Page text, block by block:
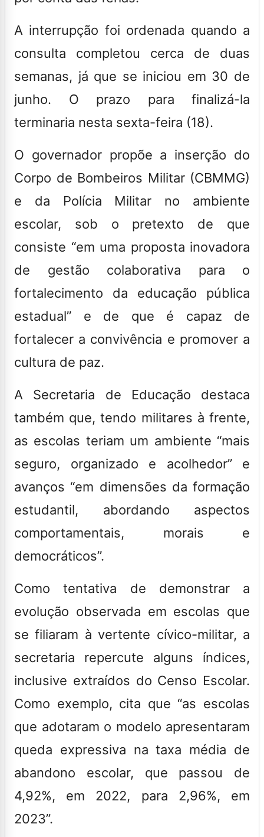
A interrupção foi ordenada quando a
consulta completou cerca de duas
semanas, já que se iniciou em 30 de
junho. O prazo para finalizá-la
terminaria nesta sexta-feira (18).
O governador propõe a inserção do
Corpo de Bombeiros Militar (CBMMG)
e da Polícia Militar no ambiente
escolar, sob o pretexto de que
consiste “em uma proposta inovadora
de gestão colaborativa para o
fortalecimento da educação pública
estadual” e de que é capaz de
fortalecer a convivência e promover a
cultura de paz.
A Secretaria de Educação destaca
também que, tendo militares à frente,
as escolas teriam um ambiente “mais
seguro, organizado e acolhedor” e
avanços “em dimensões da formação
estudantil, abordando aspectos
comportamentais, morais e
democráticos”.
Como tentativa de demonstrar a
evolução observada em escolas que
se filiaram à vertente cívico-militar, a
secretaria repercute alguns índices,
inclusive extraídos do Censo Escolar.
Como exemplo, cita que “as escolas
que adotaram o modelo apresentaram
queda expressiva na taxa média de
abandono escolar, que passou de
4,92%, em 2022, para 2,96%, em
2023”.